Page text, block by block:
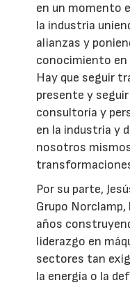
en un momento
la industria
alianzas y
conocimiento
Hay que seguir
presente y
consultoría y
en la industria y
nosotros
Por su parte,
Grupo Norclamp,
años
liderazgo en
sectores tan
la energía o la